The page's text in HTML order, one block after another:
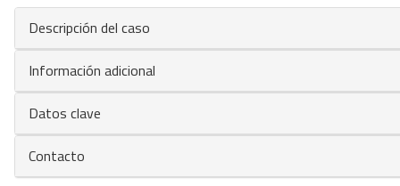
Descripción del caso
Información adicional
Datos clave
Contacto